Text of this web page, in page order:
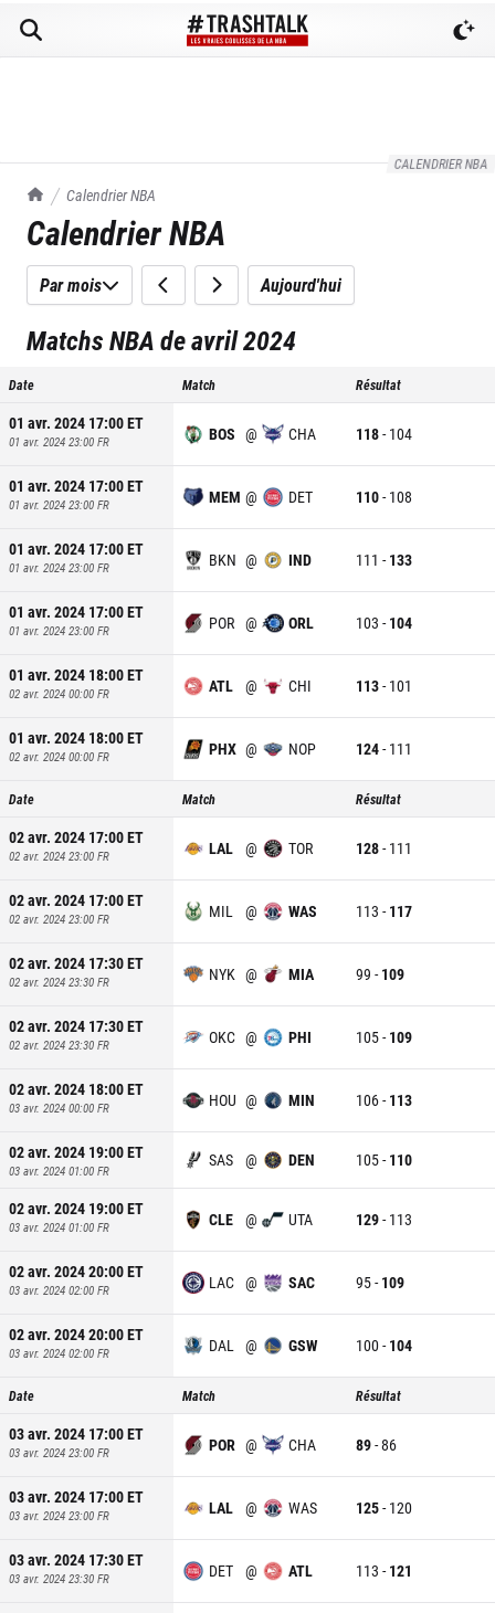
CALENDRIER NBA
TrashTalk Actu NBA
Calendrier NBA
Calendrier NBA
Par mois Aujourd'hui
Matchs NBA de avril 2024
Date Match Résultat
01 avr. 2024 17:00ET
01 avr. 2024 23:00 FR BOS @ CHA 118- 104
01 avr. 2024 17:00ET
01 avr. 2024 23:00 FR MEM @ DET 110- 108
01 avr. 2024 17:00ET
01 avr. 2024 23:00 FR BKN @ IND 111 - 133
01 avr. 2024 17:00ET
01 avr. 2024 23:00 FR POR @ ORL 103 - 104
01 avr. 2024 18:00ET
02 avr. 2024 00:00 FR ATL @ CHI 113- 101
01 avr. 2024 18:00ET
02 avr. 2024 00:00 FR PHX @ NOP 124- 111
Date Match Résultat
02 avr. 2024 17:00ET
02 avr. 2024 23:00 FR LAL @ TOR 128- 111
02 avr. 2024 17:00ET
02 avr. 2024 23:00 FR MIL @ WAS 113 - 117
02 avr. 2024 17:30ET
02 avr. 2024 23:30 FR NYK @ MIA 99 - 109
02 avr. 2024 17:30ET
02 avr. 2024 23:30 FR OKC @ PHI 105- 109
02 avr. 2024 18:00ET
03 avr. 2024 00:00 FR HOU @ MIN 106- 113
02 avr. 2024 19:00ET
03 avr. 2024 01:00 FR
SAS @ DEN 105- 110
02 avr. 2024 19:00ET
03 avr. 2024 01:00 FR CLE @ UTA 129- 113
02 avr. 2024 20:00ET
03 avr. 2024 02:00 FR LAC @ SAC 95- 109
02 avr. 2024 20:00ET
03 avr. 2024 02:00 FR DAL @ GSW 100- 104
Date Match Résultat
03 avr. 2024 17:00ET
03 avr. 2024 23:00 FR POR @ CHA 89-86
03 avr. 2024 17:00ET
03 avr. 2024 23:00 FR LAL @ WAS 125- 120
03 avr. 2024 17:30ET
03 avr. 2024 23:30 FR DET @ ATL 113 - 121